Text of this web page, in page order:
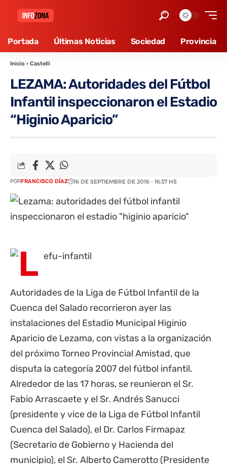
Portada Últimas Noticias Sociedad Provincia
Inicio › Castelli
LEZAMA: Autoridades del Fútbol
Infantil inspeccionaron el Estadio
“Higinio Aparicio”
PORFRANCISCO DÍAZ 16 DE SEPTIEMBRE DE 2016 - 16:37 HS
Autoridades de la Liga de Fútbol Infantil de la
Cuenca del Salado recorrieron ayer las
instalaciones del Estadio Municipal Higinio
Aparicio de Lezama, con vistas a la organización
del próximo Torneo Provincial Amistad, que
disputa la categoría 2007 del fútbol infantil.
Alrededor de las 17 horas, se reunieron el Sr.
Fabio Arrascaete y el Sr. Andrés Sanucci
(presidente y vice de la Liga de Fútbol Infantil
Cuenca del Salado), el Dr. Carlos Firmapaz
(Secretario de Gobierno y Hacienda del
municipio), el Sr. Alberto Camerotto (Presidente